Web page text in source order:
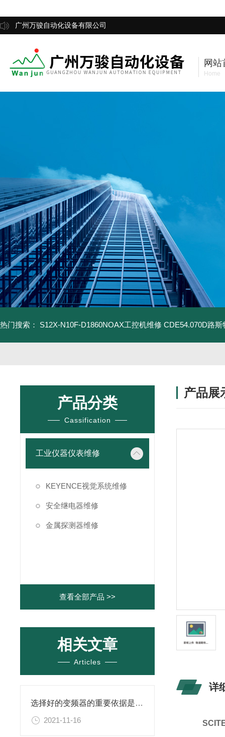
广州万骏自动化设备有限公司
网站
Home
热门搜索： S12X-N10F-D1860NOAX工控机维修 CDE54.070D路
产品分类
Cassification
工业仪器仪表维修
KEYENCE视觉系统维修
安全继电器维修
金属探测器维修
查看全部产品 >>
相关文章
Articles
选择好的变频器的重要依据是什么
2021-11-16
产品展
详